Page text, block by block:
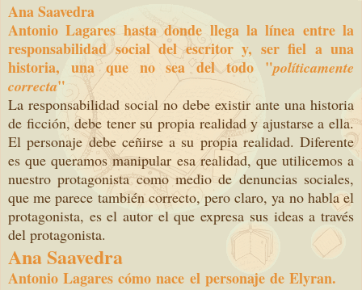
Ana Saavedra
Antonio Lagares hasta donde llega la línea entre la
responsabilidad social del escritor y, ser fiel a una
historia, una que no sea del todo "políticamente
correcta"
La responsabilidad social no debe existir ante una historia
de ficción, debe tener su propia realidad y ajustarse a ella.
El personaje debe ceñirse a su propia realidad. Diferente
es que queramos manipular esa realidad, que utilicemos a
nuestro protagonista como medio de denuncias sociales,
que me parece también correcto, pero claro, ya no habla el
protagonista, es el autor el que expresa sus ideas a través
del protagonista.
Ana Saavedra
Antonio Lagares cómo nace el personaje de Elyran.